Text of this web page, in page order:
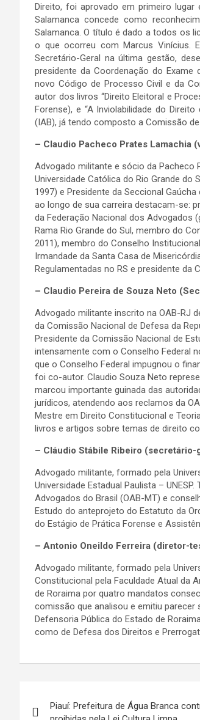
Direito, foi aprovado em primeiro lugar
Salamanca concede como
Salamanca. O título é dado a todos os
o que ocorreu com Marcus Vinícius.
Secretário-Geral na última gestão,
presidente da Coordenação do
novo Código de Processo Civil e da
autor dos livros “Direito Eleitoral e
Forense), e “A Inviolabilidade do
(IAB), já tendo composto a Comissão
– Claudio Pacheco Prates Lamachia
Advogado militante e sócio da Pacheco
Universidade Católica do Rio Grande
1997) e Presidente da Seccional
ao longo de sua carreira destacam-se:
da Federação Nacional dos Advogados
Rama Rio Grande do Sul, membro do
2011), membro do Conselho
Irmandade da Santa Casa de
Regulamentadas no RS e presidente da
– Claudio Pereira de Souza Neto
Advogado militante inscrito na OAB-RJ
da Comissão Nacional de Defesa da
Presidente da Comissão Nacional de
intensamente com o Conselho Federal
que o Conselho Federal impugnou o
foi co-autor. Claudio Souza Neto
marcou importante guinada das
jurídicos, atendendo aos reclamos da
Mestre em Direito Constitucional e
livros e artigos sobre temas de direito
– Cláudio Stábile Ribeiro (secretário-
Advogado militante, formado pela
Universidade Estadual Paulista –
Advogados do Brasil (OAB-MT) e
Estudo do anteprojeto do Estatuto da
do Estágio de Prática Forense e
– Antonio Oneildo Ferreira (diretor-
Advogado militante, formado pela
Constitucional pela Faculdade Atual da
de Roraima por quatro mandatos
comissão que analisou e emitiu
Defensoria Pública do Estado de
como de Defesa dos Direitos e
Piauí: Prefeitura de Água Branca